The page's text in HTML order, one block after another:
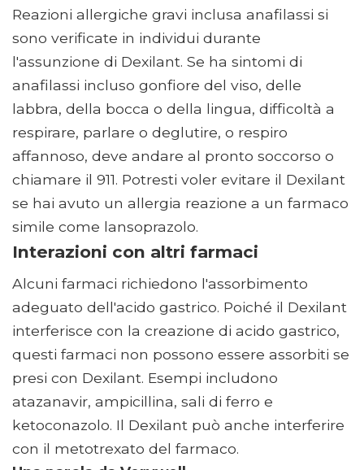
Reazioni allergiche gravi inclusa anafilassi si
sono verificate in individui durante
l'assunzione di Dexilant. Se ha sintomi di
anafilassi incluso gonfiore del viso, delle
labbra, della bocca o della lingua, difficoltà a
respirare, parlare o deglutire, o respiro
affannoso, deve andare al pronto soccorso o
chiamare il 911. Potresti voler evitare il Dexilant
se hai avuto un allergia reazione a un farmaco
simile come lansoprazolo.
Interazioni con altri farmaci
Alcuni farmaci richiedono l'assorbimento
adeguato dell'acido gastrico. Poiché il Dexilant
interferisce con la creazione di acido gastrico,
questi farmaci non possono essere assorbiti se
presi con Dexilant. Esempi includono
atazanavir, ampicillina, sali di ferro e
ketoconazolo. Il Dexilant può anche interferire
con il metotrexato del farmaco.